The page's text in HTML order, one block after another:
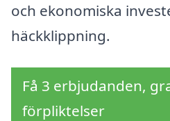
och ekonomiska
häckklippning.
Få 3 erbjudanden,
förpliktelser